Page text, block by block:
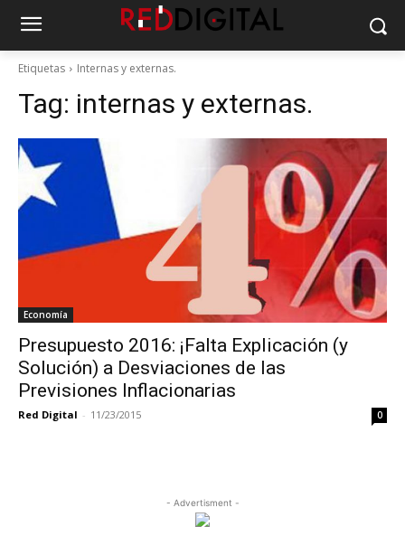
Etiquetas Internas y externas.
Tag: internas y externas.
Economía
Presupuesto 2016: ¡Falta Explicación (y
Solución) a Desviaciones de las
Previsiones Inflacionarias
Red Digital - 11/23/2015 0
- Advertisment -